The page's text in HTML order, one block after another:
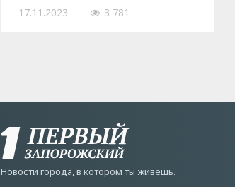
камикадзе, — ВИДЕО
17.11.2023 3 781
Новости города, в котором ты живешь.